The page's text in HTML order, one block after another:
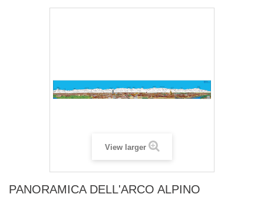
View larger
PANORAMICA DELL'ARCO ALPINO